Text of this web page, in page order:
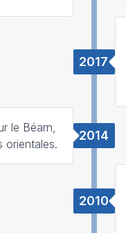
2017
2014
le Béarn,
orientales.
2010